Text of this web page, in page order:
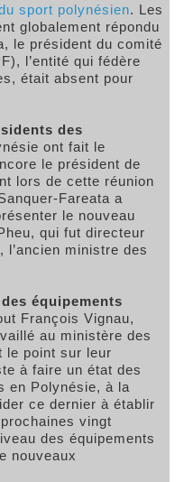
sport polynésien. Les
globalement répondu
le président du comité
l’entité qui fédère
était absent pour
des
ont fait le
le président de
lors de cette réunion
Fareata a
le nouveau
qui fut directeur
l’ancien ministre des
équipements
François Vignau,
au ministère des
le point sur leur
à faire un état des
en Polynésie, à la
ce dernier à établir
vingt
des équipements
nouveaux